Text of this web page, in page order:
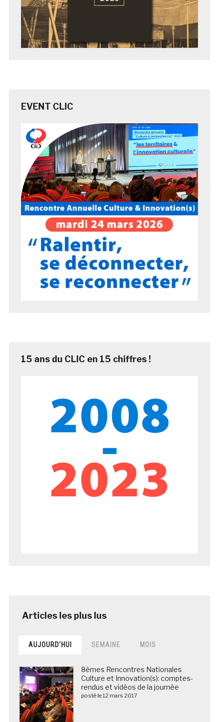
EVENT CLIC
15 ans du CLIC en 15 chiffres !
AUJOURD’HUI SEMAINE MOIS
8èmes Rencontres Nationales
Culture et Innovation(s): comptes-
rendus et vidéos de la journée
posté le 12 mars 2017